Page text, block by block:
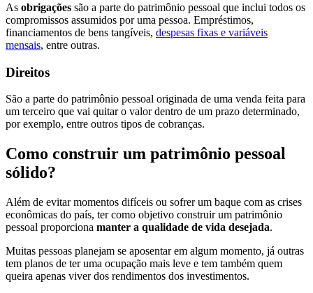
As obrigações são a parte do patrimônio pessoal que inclui todos os
compromissos assumidos por uma pessoa. Empréstimos,
financiamentos de bens tangíveis, despesas fixas e variáveis
mensais, entre outras.
Direitos
São a parte do patrimônio pessoal originada de uma venda feita para
um terceiro que vai quitar o valor dentro de um prazo determinado,
por exemplo, entre outros tipos de cobranças.
Como construir um patrimônio pessoal
sólido?
Além de evitar momentos difíceis ou sofrer um baque com as crises
econômicas do país, ter como objetivo construir um patrimônio
pessoal proporciona manter a qualidade de vida desejada.
Muitas pessoas planejam se aposentar em algum momento, já outras
tem planos de ter uma ocupação mais leve e tem também quem
queira apenas viver dos rendimentos dos investimentos.